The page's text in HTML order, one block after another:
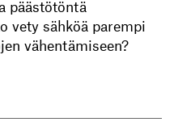
päästötöntä
vety sähköä parempi
vähentämiseen?